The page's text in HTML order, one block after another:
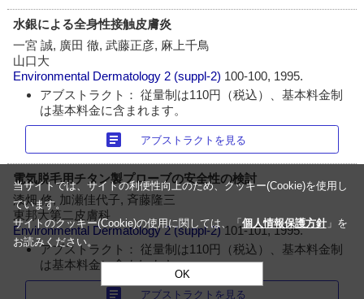
水銀による全身性接触皮膚炎
一宮 誠, 廣田 徹, 武藤正彦, 麻上千鳥
山口大
Environmental Dermatology 2 (suppl-2) 100-100, 1995.
アブストラクト： 従量制は110円（税込）、基本料金制
は基本料金に含まれます。
article アブストラクトを見る
電気脱毛用チタン製プローブの安全性の検討
漆畑 修, 加瀬佳代子, 斉藤隆三
東邦大第二皮膚科
Environmental Dermatology 2 (suppl-2)101-101, 1995.
アブストラクト： 従量制は110円（税込）、基本料金制
は基本料金に含まれます。
article アブストラクトを見る
当サイトでは、サイトの利便性向上のため、クッキー(Cookie)を使用し
ています。
サイトのクッキー(Cookie)の使用に関しては、「個人情報保護方針」を
お読みください。
OK